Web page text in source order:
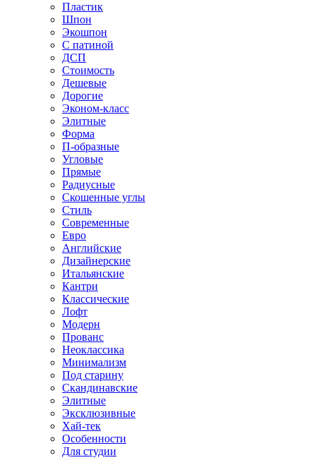
Пластик
Шпон
Экошпон
С патиной
ДСП
Стоимость
Дешевые
Дорогие
Эконом-класс
Элитные
Форма
П-образные
Угловые
Прямые
Радиусные
Скошенные углы
Стиль
Современные
Евро
Английские
Дизайнерские
Итальянские
Кантри
Классические
Лофт
Модерн
Прованс
Неоклассика
Минимализм
Под старину
Скандинавские
Элитные
Эксклюзивные
Хай-тек
Особенности
Для студии